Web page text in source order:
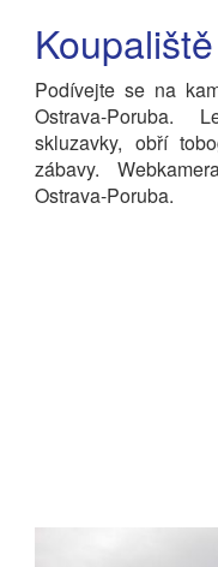
Podívejte se na
Ostrava-Poruba.
skluzavky, obří
zábavy.
Ostrava-Poruba.